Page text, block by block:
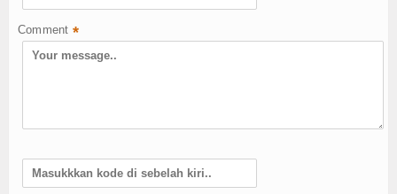
Comment *